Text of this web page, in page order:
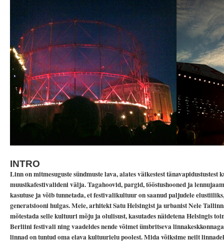
INTRO
Linn on mitmesuguste sündmuste lava, alates väikestest tänavapidustustest
muusikafestivalideni välja. Tagahoovid, pargid, tööstushooned ja
kasutuse ja võib tunnetada, et festivalikultuur on saanud paljudele
generatsiooni hulgas. Meie, arhitekt Satu Helsingist ja urbanist Nele
mõtestada selle kultuuri mõju ja olulisust, kasutades näidetena Helsingis
Berliini festivali ning vaadeldes nende võimet ümbritseva
linnad on tuntud oma elava kultuurielu poolest. Mida võiksime neilt